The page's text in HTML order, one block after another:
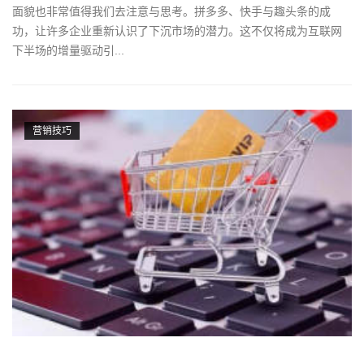
面貌也非常值得我们去注意与思考。拼多多、快手与趣头条的成
功，让许多企业重新认识了下沉市场的潜力。这不仅将成为互联网
下半场的增量驱动引...
营销技巧